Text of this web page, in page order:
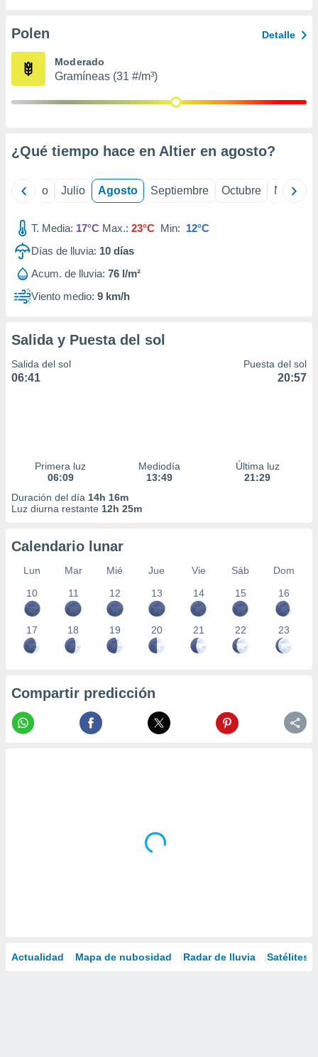
e
mediante
de
Polen Detalle
Moderado
Gramíneas (31 #/m³)
¿Qué tiempo hace en Altier en agosto?
Junio Julio Agosto Septiembre Octubre
T. Media: 17°C Max.: 23°C Min: 12°C
Días de lluvia: 10 días
Acum. de lluvia: 76 l/m²
Viento medio: 9 km/h
Salida y Puesta del sol
Salida del sol
06:41
Puesta del sol
20:57
Primera luz
06:09
Mediodía
13:49
Última luz
21:29
Duración del día 14h 16m
Luz diurna restante 12h 25m
Calendario lunar
Lun Mar Mié Jue Vie Sáb
Dom
10
11 12 13 14 15 16
17 18 19 20 21 22 23
Compartir predicción
Actualidad Mapa de nubosidad Radar de lluvia Satélites